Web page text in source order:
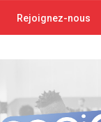
Rejoignez-nous